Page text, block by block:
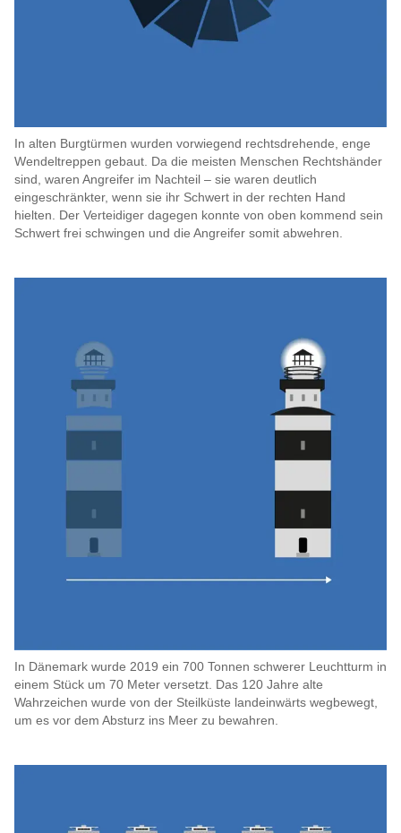
In alten Burgtürmen wurden vorwiegend rechtsdrehende, enge
Wendeltreppen gebaut. Da die meisten Menschen Rechtshänder
sind, waren Angreifer im Nachteil – sie waren deutlich
eingeschränkter, wenn sie ihr Schwert in der rechten Hand
hielten. Der Verteidiger dagegen konnte von oben kommend sein
Schwert frei schwingen und die Angreifer somit abwehren.
In Dänemark wurde 2019 ein 700 Tonnen schwerer Leuchtturm in
einem Stück um 70 Meter versetzt. Das 120 Jahre alte
Wahrzeichen wurde von der Steilküste landeinwärts wegbewegt,
um es vor dem Absturz ins Meer zu bewahren.